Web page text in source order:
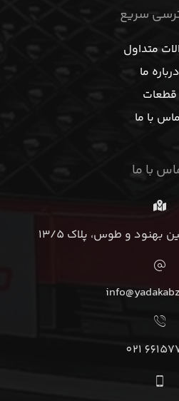
سریع
متداول
درباره ما
قطعات
با ما
با ما
بهنود و طوس، پلاک 13/5